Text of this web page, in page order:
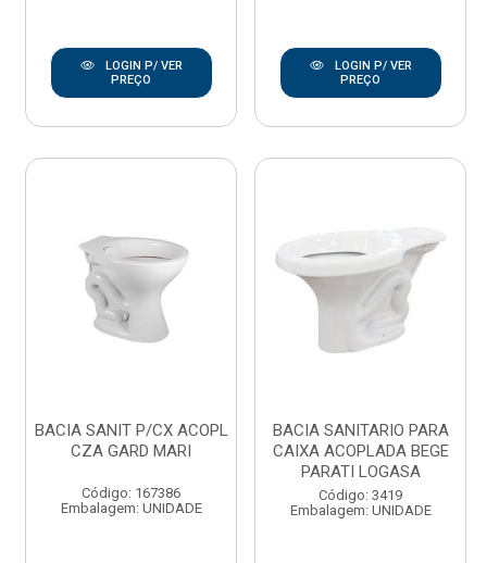
LOGIN P/ VER
PREÇO
LOGIN P/ VER
PREÇO
BACIA SANIT P/CX ACOPL
CZA GARD MARI
Código: 167386
Embalagem: UNIDADE
BACIA SANITARIO PARA
CAIXA ACOPLADA BEGE
PARATI LOGASA
Código: 3419
Embalagem: UNIDADE